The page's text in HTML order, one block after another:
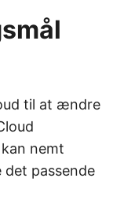
til at ændre
nemt
passende